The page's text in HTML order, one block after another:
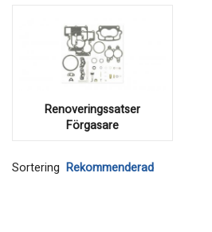
Renoveringssatser
Förgasare
Sortering